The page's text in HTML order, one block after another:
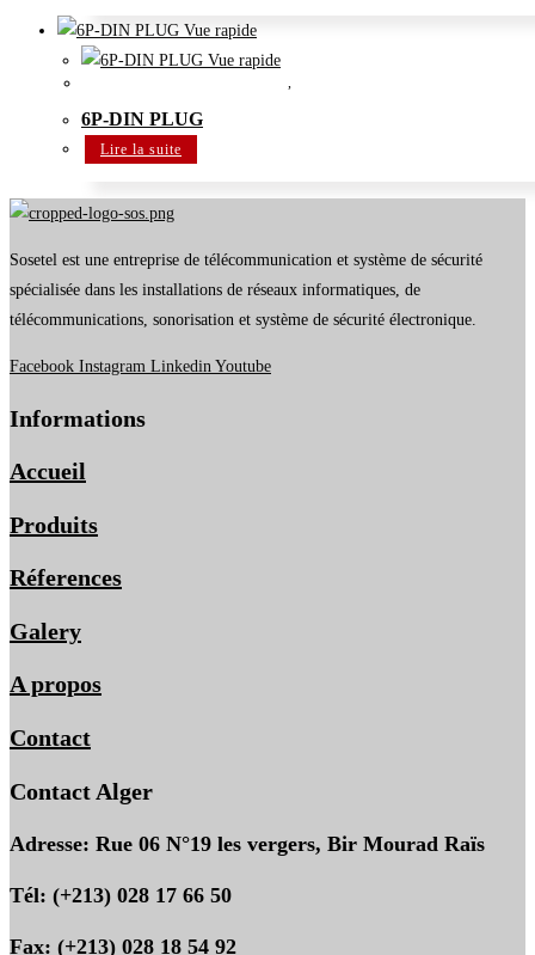
Vue rapide
Vue rapide
6P-DIN PLUG
Lire la suite
Sosetel est une entreprise de télécommunication et système de sécurité
spécialisée dans les installations de réseaux informatiques, de
télécommunications, sonorisation et système de sécurité électronique.
Facebook Instagram Linkedin Youtube
Informations
Accueil
Produits
Réferences
Galery
A propos
Contact
Contact Alger
Adresse: Rue 06 N°19 les vergers, Bir Mourad Raïs
Tél: (+213) 028 17 66 50
Fax: (+213) 028 18 54 92